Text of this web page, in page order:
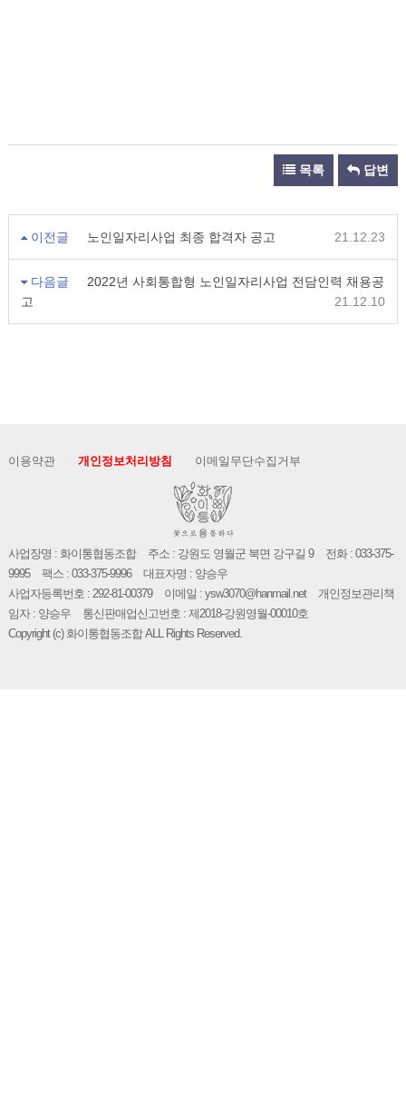
목록 답변
이전글 노인일자리사업 최종 합격자 공고 21.12.23
다음글
2022년 사회통합형 노인일자리사업 전담인력 채용공
고
21.12.10
이용약관 개인정보처리방침 이메일무단수집거부
사업장명 : 화이통협동조합 주소 : 강원도 영월군 북면 강구길 9
전화 : 033-375-
9995
팩스 : 033-375-9996
대표자명 : 양승우
사업자등록번호 : 292-81-00379
이메일 : ysw3070@hanmail.net
개인정보관리책
임자 : 양승우
통신판매업신고번호 : 제2018-강원영월-00010호
Copyright (c) 화이통협동조합 ALL Rights Reserved.